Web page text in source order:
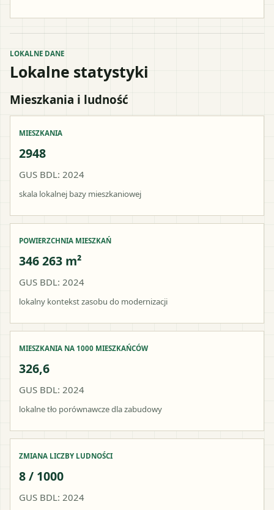
LOKALNE DANE
Lokalne statystyki
Mieszkania i ludność
MIESZKANIA
2948
GUS BDL: 2024
skala lokalnej bazy mieszkaniowej
POWIERZCHNIA MIESZKAŃ
346 263 m²
GUS BDL: 2024
lokalny kontekst zasobu do modernizacji
MIESZKANIA NA 1000 MIESZKAŃCÓW
326,6
GUS BDL: 2024
lokalne tło porównawcze dla zabudowy
ZMIANA LICZBY LUDNOŚCI
8 / 1000
GUS BDL: 2024